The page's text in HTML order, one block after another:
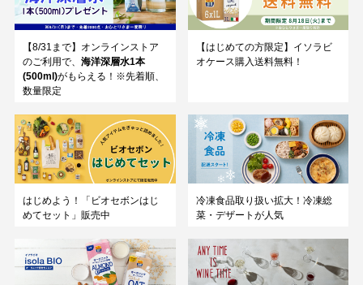
【8/31まで】オンラインストア
のご利用で、 海洋深層水1本
(500ml)がもらえる！※先着順、
数量限定
【はじめての方限定】イソラビ
オケース購入送料無料！
はじめよう！「ビオセボンはじ
めてセット」販売中
冷凍食品取り扱い拡大！冷凍総
菜・デザートが人気